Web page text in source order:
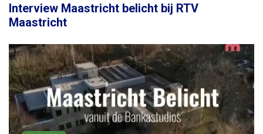
Interview Maastricht belicht bij RTV
Maastricht